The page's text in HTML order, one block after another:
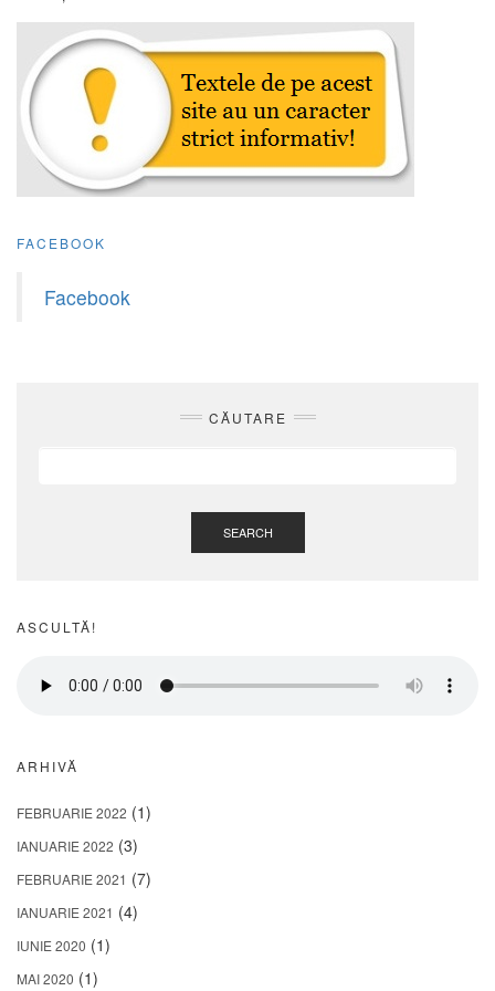
FACEBOOK
Facebook
CĂUTARE
SEARCH
ASCULTĂ!
ARHIVĂ
FEBRUARIE 2022 (1)
IANUARIE 2022 (3)
FEBRUARIE 2021 (7)
IANUARIE 2021 (4)
IUNIE 2020 (1)
MAI 2020 (1)